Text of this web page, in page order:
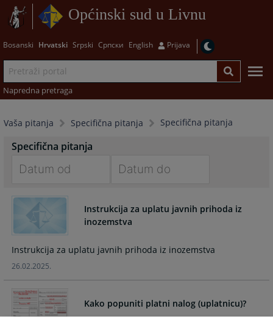
Općinski sud u Livnu
Bosanski Hrvatski Srpski Српски English Prijava
Napredna pretraga
Vaša pitanja Specifična pitanja Specifična pitanja
Specifična pitanja
forward
interact
the
calendar
and
select
a
forward
to
the
and
a
Instrukcija za uplatu javnih prihoda iz
inozemstva
Instrukcija za uplatu javnih prihoda iz inozemstva
26.02.2025.
Kako popuniti platni nalog (uplatnicu)?